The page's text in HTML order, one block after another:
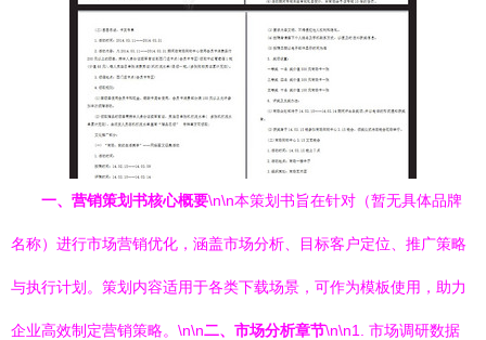
一、营销策划书核心概要\n\n本策划书旨在针对（暂无具体品牌
名称）进行市场营销优化，涵盖市场分析、目标客户定位、推广策略
与执行计划。策划内容适用于各类下载场景，可作为模板使用，助力
企业高效制定营销策略。\n\n二、市场分析章节\n\n1. 市场调研数据